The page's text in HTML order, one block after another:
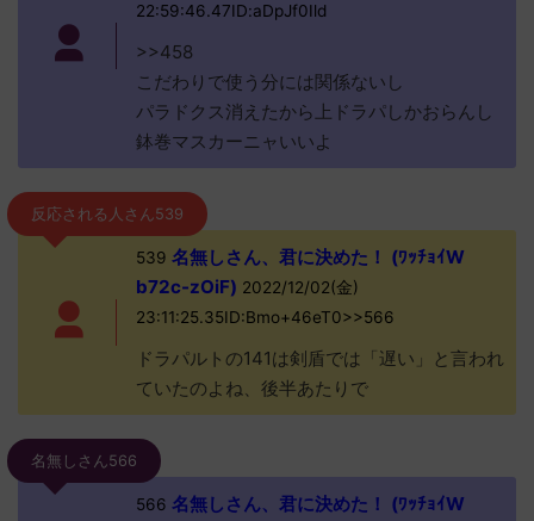
22:59:46.47ID:aDpJf0Ild
>>458
こだわりで使う分には関係ないし
パラドクス消えたから上ドラパしかおらんし
鉢巻マスカーニャいいよ
反応される人さん539
539 名無しさん、君に決めた！ (ﾜｯﾁｮｲW
b72c-zOiF) 2022/12/02(金)
23:11:25.35ID:Bmo+46eT0>>566
ドラパルトの141は剣盾では「遅い」と言われ
ていたのよね、後半あたりで
名無しさん566
566 名無しさん、君に決めた！ (ﾜｯﾁｮｲW